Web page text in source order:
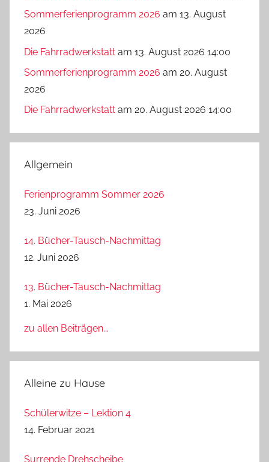
Sommerferienprogramm 2026 am 13. August
2026
Die Fahrradwerkstatt am 13. August 2026 14:00
Sommerferienprogramm 2026 am 20. August
2026
Die Fahrradwerkstatt am 20. August 2026 14:00
Allgemein
Ferienprogramm Sommer 2026
23. Juni 2026
14. Bücher-Tausch-Nachmittag
12. Juni 2026
13. Bücher-Tausch-Nachmittag
1. Mai 2026
zu allen Beiträgen...
Alleine zu Hause
Schülerwitze – Lektion 4
14. Februar 2021
Surrende Drehscheibe